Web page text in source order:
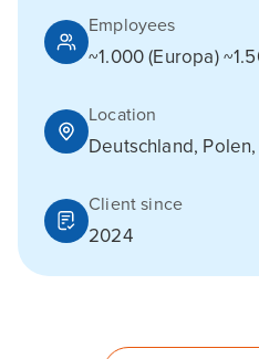
Employees
~1.000 (Europa)
Location
Deutschland, Polen,
Client since
2024